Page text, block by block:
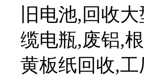
旧电池,回收
缆电瓶,废铝,
黄板纸回收,